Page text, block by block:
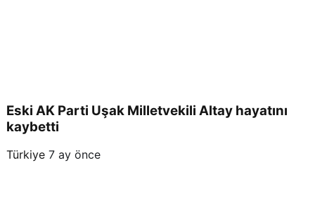
Eski AK Parti Uşak Milletvekili Altay hayatını
kaybetti
Türkiye 7 ay önce